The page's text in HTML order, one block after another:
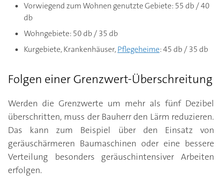
Vorwiegend zum Wohnen genutzte Gebiete: 55 db / 40
db
Wohngebiete: 50 db / 35 db
Kurgebiete, Krankenhäuser,Pflegeheime: 45 db / 35 db
Folgen einer Grenzwert-Überschreitung
Werden die Grenzwerte um mehr als fünf Dezibel
überschritten, muss der Bauherr den Lärm reduzieren.
Das kann zum Beispiel über den Einsatz von
geräuschärmeren Baumaschinen oder eine bessere
Verteilung besonders geräuschintensiver Arbeiten
erfolgen.